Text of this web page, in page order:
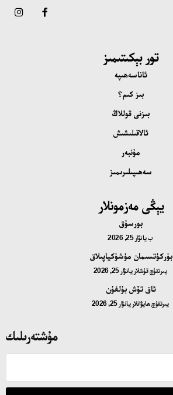
تور بېكىتىمىز
ئاناسەھىپە
بىز كىم؟
بىزنى قوللاڭ
ئالاقىلىشىش
مۇنبەر
سەھىپىلىرىمىز
يېڭى مەزمونلار
بورسۇق
بيانۋار 25, 2026
بۈركۈتسىمان مۈشۈكياپىلاق
يىرتقۇچ قۇشلار يانۋار 25, 2026
ئاق تۆش بۇلغۇن
يىرتقۇچ ھايۋانلار يانۋار 25, 2026
مۇشتەرىلىك